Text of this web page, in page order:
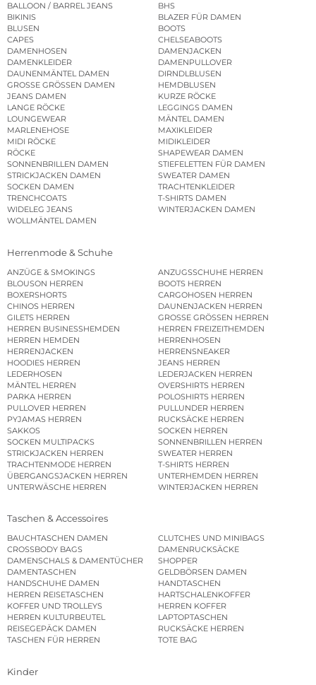
BALLOON / BARREL JEANS
BHS
BIKINIS
BLAZER FÜR DAMEN
BLUSEN
BOOTS
CAPES
CHELSEABOOTS
DAMENHOSEN
DAMENJACKEN
DAMENKLEIDER
DAMENPULLOVER
DAUNENMÄNTEL DAMEN
DIRNDLBLUSEN
GROSSE GRÖSSEN DAMEN
HEMDBLUSEN
JEANS DAMEN
KURZE RÖCKE
LANGE RÖCKE
LEGGINGS DAMEN
LOUNGEWEAR
MÄNTEL DAMEN
MARLENEHOSE
MAXIKLEIDER
MIDI RÖCKE
MIDIKLEIDER
RÖCKE
SHAPEWEAR DAMEN
SONNENBRILLEN DAMEN
STIEFELETTEN FÜR DAMEN
STRICKJACKEN DAMEN
SWEATER DAMEN
SOCKEN DAMEN
TRACHTENKLEIDER
TRENCHCOATS
T-SHIRTS DAMEN
WIDELEG JEANS
WINTERJACKEN DAMEN
WOLLMÄNTEL DAMEN
Herrenmode & Schuhe
ANZÜGE & SMOKINGS
ANZUGSSCHUHE HERREN
BLOUSON HERREN
BOOTS HERREN
BOXERSHORTS
CARGOHOSEN HERREN
CHINOS HERREN
DAUNENJACKEN HERREN
GILETS HERREN
GROSSE GRÖSSEN HERREN
HERREN BUSINESSHEMDEN
HERREN FREIZEITHEMDEN
HERREN HEMDEN
HERRENHOSEN
HERRENJACKEN
HERRENSNEAKER
HOODIES HERREN
JEANS HERREN
LEDERHOSEN
LEDERJACKEN HERREN
MÄNTEL HERREN
OVERSHIRTS HERREN
PARKA HERREN
POLOSHIRTS HERREN
PULLOVER HERREN
PULLUNDER HERREN
PYJAMAS HERREN
RUCKSÄCKE HERREN
SAKKOS
SOCKEN HERREN
SOCKEN MULTIPACKS
SONNENBRILLEN HERREN
STRICKJACKEN HERREN
SWEATER HERREN
TRACHTENMODE HERREN
T-SHIRTS HERREN
ÜBERGANGSJACKEN HERREN
UNTERHEMDEN HERREN
UNTERWÄSCHE HERREN
WINTERJACKEN HERREN
Taschen & Accessoires
BAUCHTASCHEN DAMEN
CLUTCHES UND MINIBAGS
CROSSBODY BAGS
DAMENRUCKSÄCKE
DAMENSCHALS & DAMENTÜCHER
SHOPPER
DAMENTASCHEN
GELDBÖRSEN DAMEN
HANDSCHUHE DAMEN
HANDTASCHEN
HERREN REISETASCHEN
HARTSCHALENKOFFER
KOFFER UND TROLLEYS
HERREN KOFFER
HERREN KULTURBEUTEL
LAPTOPTASCHEN
REISEGEPÄCK DAMEN
RUCKSÄCKE HERREN
TASCHEN FÜR HERREN
TOTE BAG
Kinder